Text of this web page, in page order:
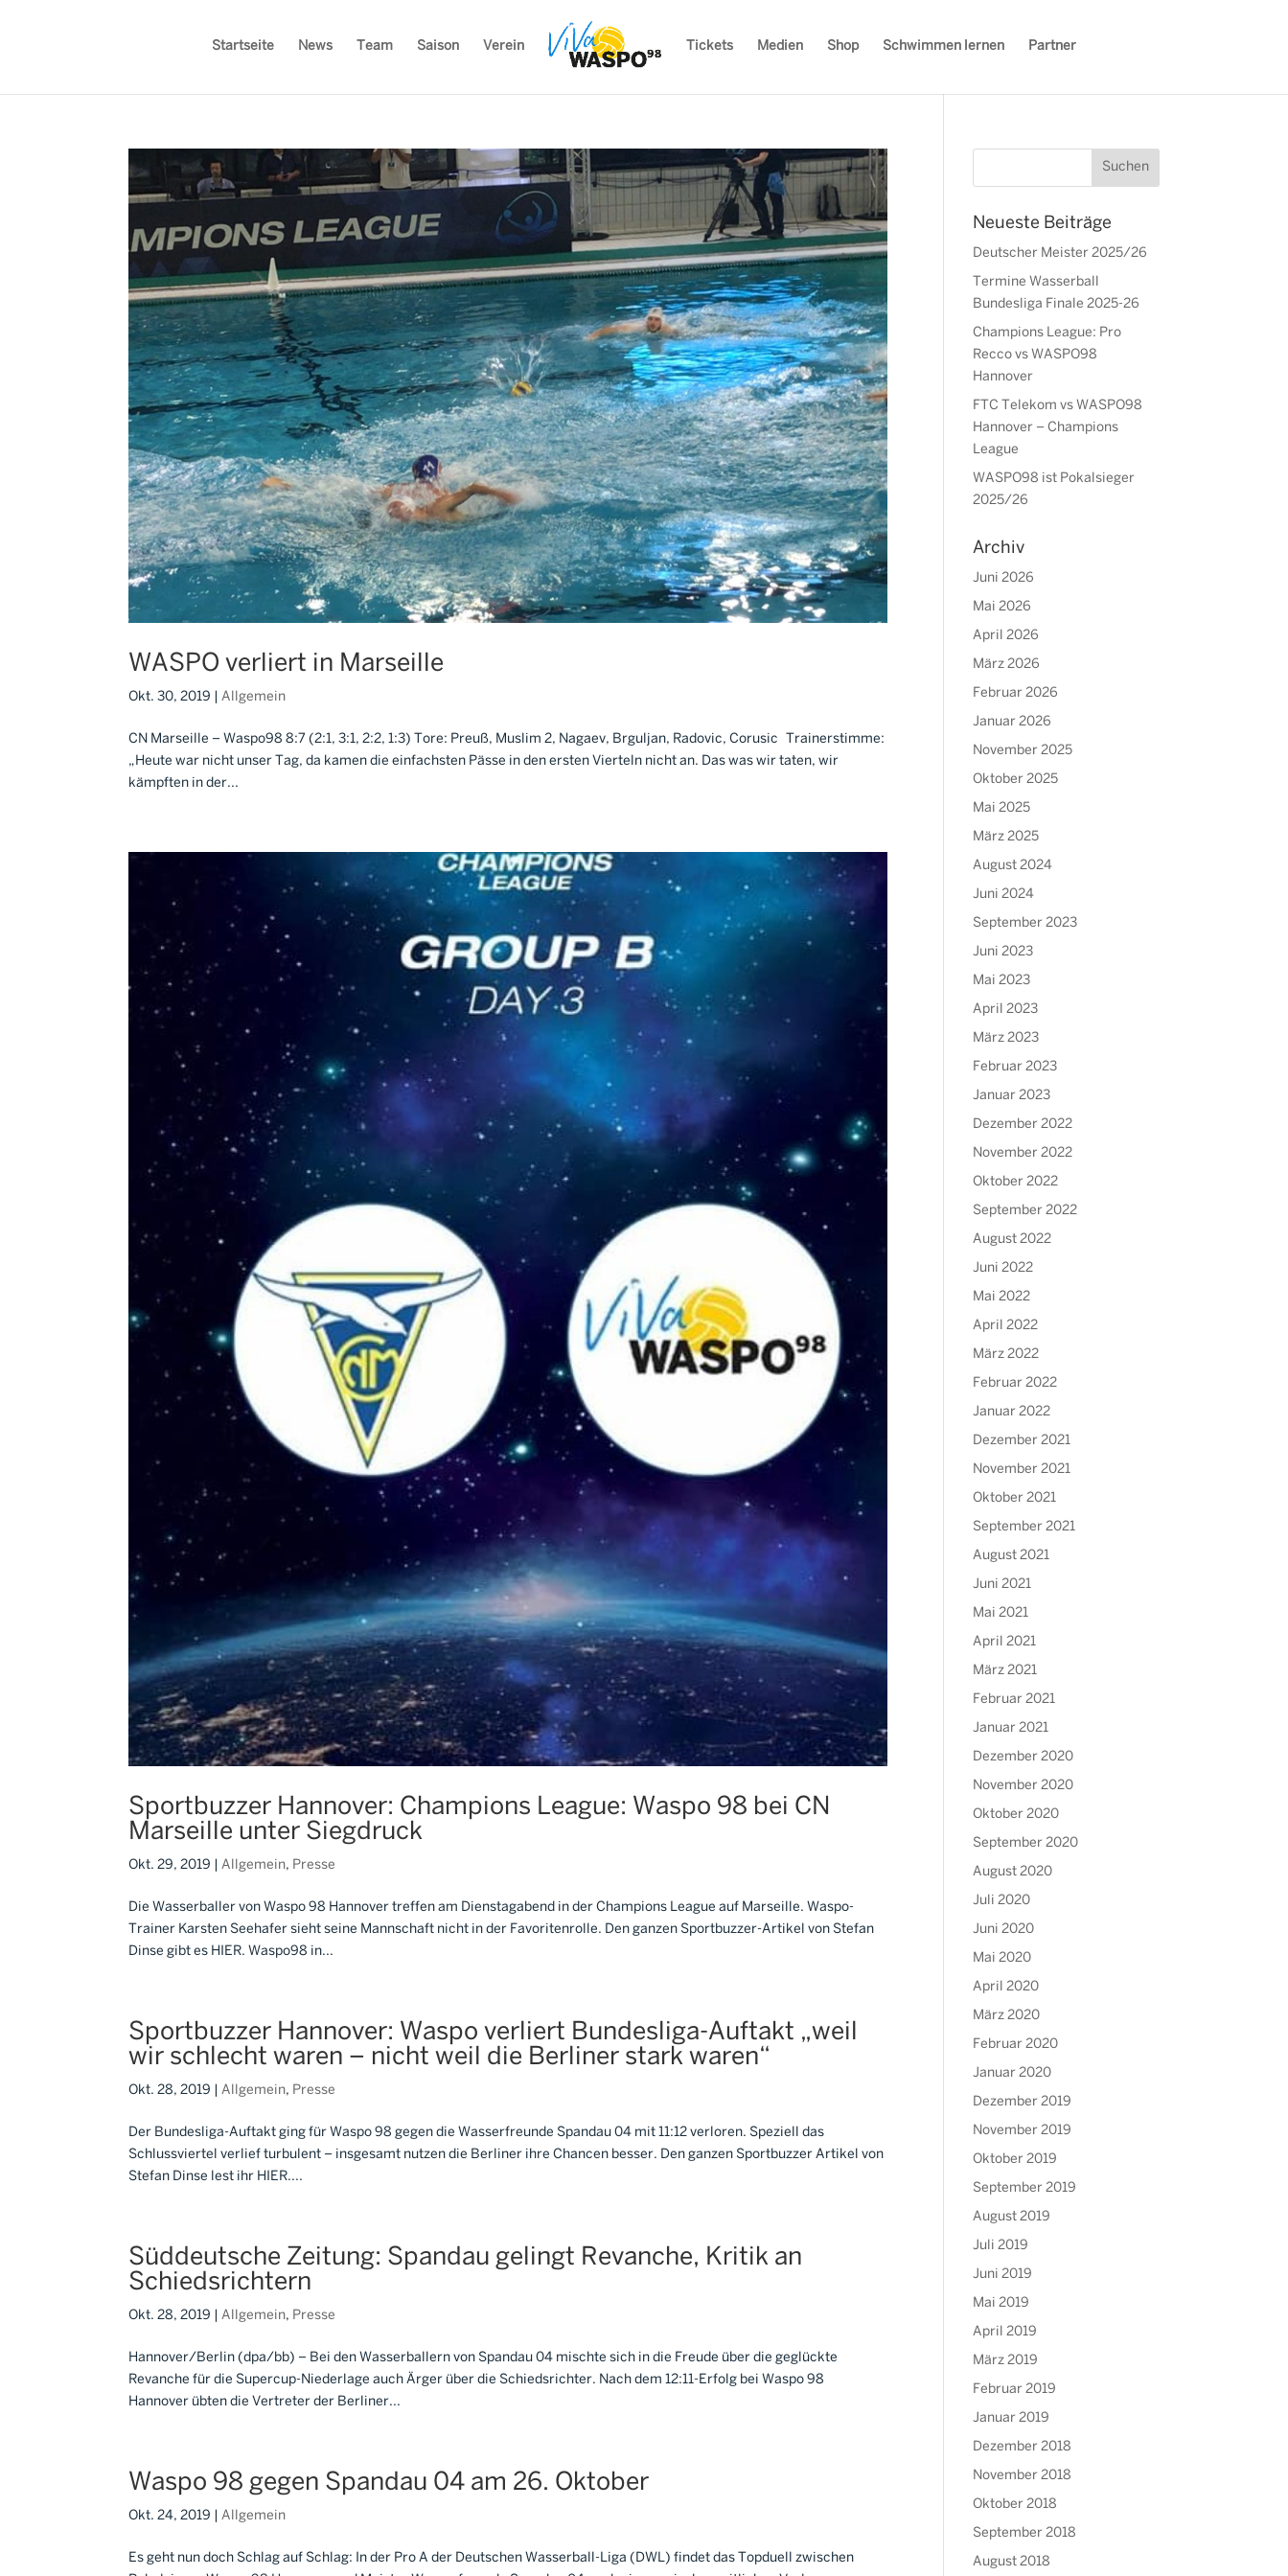
Startseite News Team Saison Verein Tickets Medien Shop Schwimmen lernen Partner
WASPO verliert in Marseille
Okt. 30, 2019 |Allgemein
CN Marseille – Waspo98 8:7 (2:1, 3:1, 2:2, 1:3) Tore: Preuß, Muslim 2, Nagaev, Brguljan, Radovic, Corusic Trainerstimme:
„Heute war nicht unser Tag, da kamen die einfachsten Pässe in den ersten Vierteln nicht an. Das was wir taten, wir
kämpften in der...
Sportbuzzer Hannover: Champions League: Waspo 98 bei CN
Marseille unter Siegdruck
Okt. 29, 2019 |Allgemein, Presse
Die Wasserballer von Waspo 98 Hannover treffen am Dienstagabend in der Champions League auf Marseille. Waspo-
Trainer Karsten Seehafer sieht seine Mannschaft nicht in der Favoritenrolle. Den ganzen Sportbuzzer-Artikel von Stefan
Dinse gibt es HIER. Waspo98 in...
Sportbuzzer Hannover: Waspo verliert Bundesliga-Auftakt „weil
wir schlecht waren – nicht weil die Berliner stark waren“
Okt. 28, 2019 |Allgemein, Presse
Der Bundesliga-Auftakt ging für Waspo 98 gegen die Wasserfreunde Spandau 04 mit 11:12 verloren. Speziell das
Schlussviertel verlief turbulent – insgesamt nutzen die Berliner ihre Chancen besser. Den ganzen Sportbuzzer Artikel von
Stefan Dinse lest ihr HIER....
Süddeutsche Zeitung: Spandau gelingt Revanche, Kritik an
Schiedsrichtern
Okt. 28, 2019 |Allgemein, Presse
Hannover/Berlin (dpa/bb) – Bei den Wasserballern von Spandau 04 mischte sich in die Freude über die geglückte
Revanche für die Supercup-Niederlage auch Ärger über die Schiedsrichter. Nach dem 12:11-Erfolg bei Waspo 98
Hannover übten die Vertreter der Berliner...
Waspo 98 gegen Spandau 04 am 26. Oktober
Okt. 24, 2019 |Allgemein
Es geht nun doch Schlag auf Schlag: In der Pro A der Deutschen Wasserball-Liga (DWL) findet das Topduell zwischen
Neueste Beiträge
Deutscher Meister 2025/26
Termine Wasserball
Bundesliga Finale 2025-26
Champions League: Pro
Recco vs WASPO98
Hannover
FTC Telekom vs WASPO98
Hannover – Champions
League
WASPO98 ist Pokalsieger
2025/26
Archiv
Juni 2026
Mai 2026
April 2026
März 2026
Februar 2026
Januar 2026
November 2025
Oktober 2025
Mai 2025
März 2025
August 2024
Juni 2024
September 2023
Juni 2023
Mai 2023
April 2023
März 2023
Februar 2023
Januar 2023
Dezember 2022
November 2022
Oktober 2022
September 2022
August 2022
Juni 2022
Mai 2022
April 2022
März 2022
Februar 2022
Januar 2022
Dezember 2021
November 2021
Oktober 2021
September 2021
August 2021
Juni 2021
Mai 2021
April 2021
März 2021
Februar 2021
Januar 2021
Dezember 2020
November 2020
Oktober 2020
September 2020
August 2020
Juli 2020
Juni 2020
Mai 2020
April 2020
März 2020
Februar 2020
Januar 2020
Dezember 2019
November 2019
Oktober 2019
September 2019
August 2019
Juli 2019
Juni 2019
Mai 2019
April 2019
März 2019
Februar 2019
Januar 2019
Dezember 2018
November 2018
Oktober 2018
September 2018
August 2018